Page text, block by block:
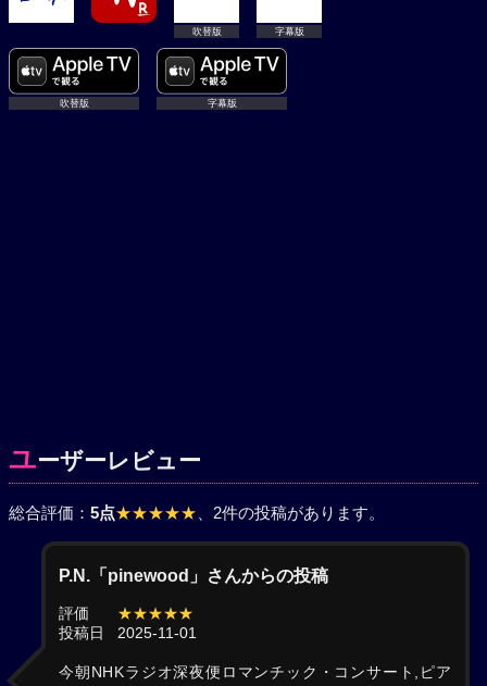
吹替版 字幕版
吹替版 字幕版
ユーザーレビュー
総合評価： 5点★★★★★ 、2件の投稿があります。
P.N.「pinewood」さんからの投稿
評価
★★★★★
投稿日
2025-11-01
今朝NHKラジオ深夜便ロマンチック・コンサート,ピア